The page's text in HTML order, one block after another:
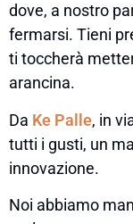
dove, a nostro
fermarsi. Tieni
ti toccherà
arancina.
Da Ke Palle, in
tutti i gusti, un
innovazione.
Noi abbiamo